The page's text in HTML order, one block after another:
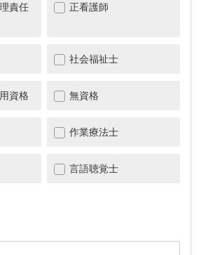
責任
正看護師
社会福祉士
資格 無資格
作業療法士
言語聴覚士